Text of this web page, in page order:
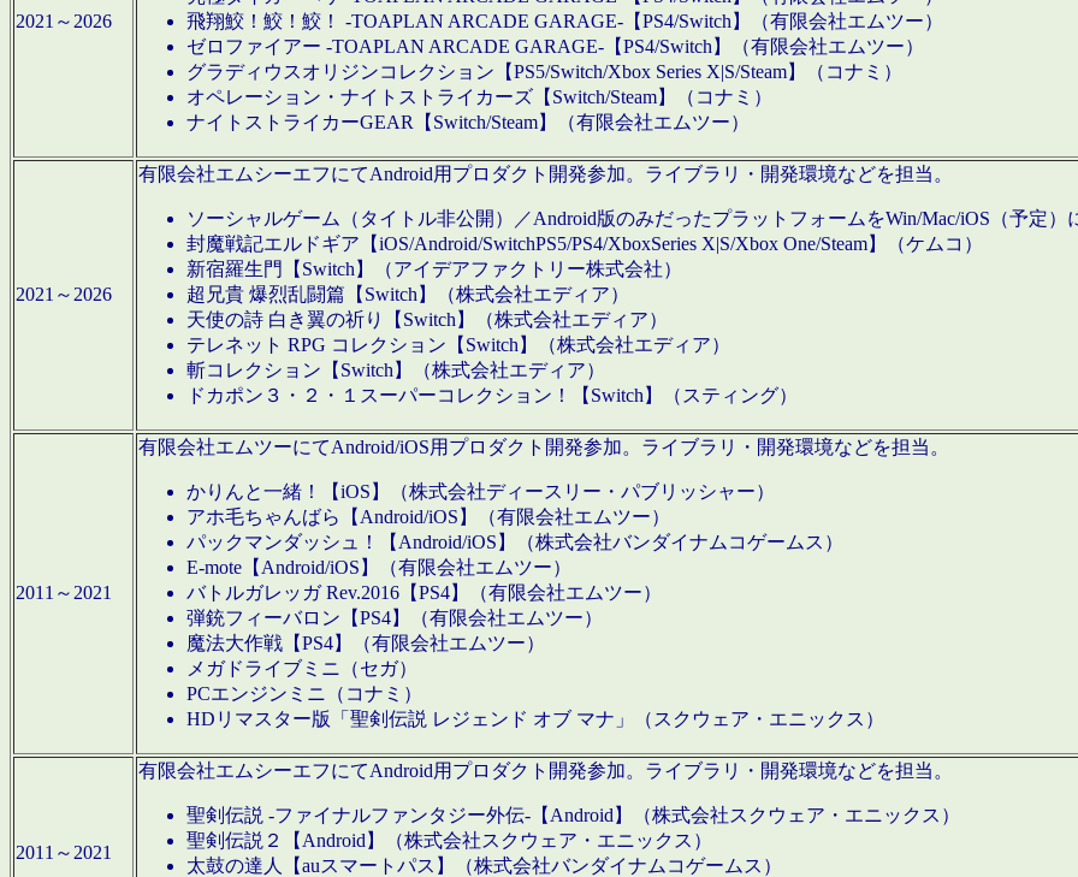
2021～2026
飛翔鮫！鮫！鮫！ -TOAPLAN ARCADE GARAGE-【PS4/Switch】（有限会社エムツー）
ゼロファイアー -TOAPLAN ARCADE GARAGE-【PS4/Switch】（有限会社エムツー）
グラディウスオリジンコレクション【PS5/Switch/Xbox Series X|S/Steam】（コナミ）
オペレーション・ナイトストライカーズ【Switch/Steam】（コナミ）
ナイトストライカーGEAR【Switch/Steam】（有限会社エムツー）
2021～2026
有限会社エムシーエフにてAndroid用プロダクト開発参加。ライブラリ・開発環境などを担当。
ソーシャルゲーム（タイトル非公開）／Android版のみだったプラットフォームをWin/Mac/iOS（予定）
封魔戦記エルドギア【iOS/Android/SwitchPS5/PS4/XboxSeries X|S/Xbox One/Steam】（ケムコ）
新宿羅生門【Switch】（アイデアファクトリー株式会社）
超兄貴 爆烈乱闘篇【Switch】（株式会社エディア）
天使の詩 白き翼の祈り【Switch】（株式会社エディア）
テレネット RPG コレクション【Switch】（株式会社エディア）
斬コレクション【Switch】（株式会社エディア）
ドカポン３・２・１スーパーコレクション！【Switch】（スティング）
2011～2021
有限会社エムツーにてAndroid/iOS用プロダクト開発参加。ライブラリ・開発環境などを担当。
かりんと一緒！【iOS】（株式会社ディースリー・パブリッシャー）
アホ毛ちゃんばら【Android/iOS】（有限会社エムツー）
パックマンダッシュ！【Android/iOS】（株式会社バンダイナムコゲームス）
E-mote【Android/iOS】（有限会社エムツー）
バトルガレッガ Rev.2016【PS4】（有限会社エムツー）
弾銃フィーバロン【PS4】（有限会社エムツー）
魔法大作戦【PS4】（有限会社エムツー）
メガドライブミニ（セガ）
PCエンジンミニ（コナミ）
HDリマスター版「聖剣伝説 レジェンド オブ マナ」（スクウェア・エニックス）
2011～2021
有限会社エムシーエフにてAndroid用プロダクト開発参加。ライブラリ・開発環境などを担当。
聖剣伝説 -ファイナルファンタジー外伝-【Android】（株式会社スクウェア・エニックス）
聖剣伝説２【Android】（株式会社スクウェア・エニックス）
太鼓の達人【auスマートパス】（株式会社バンダイナムコゲームス）